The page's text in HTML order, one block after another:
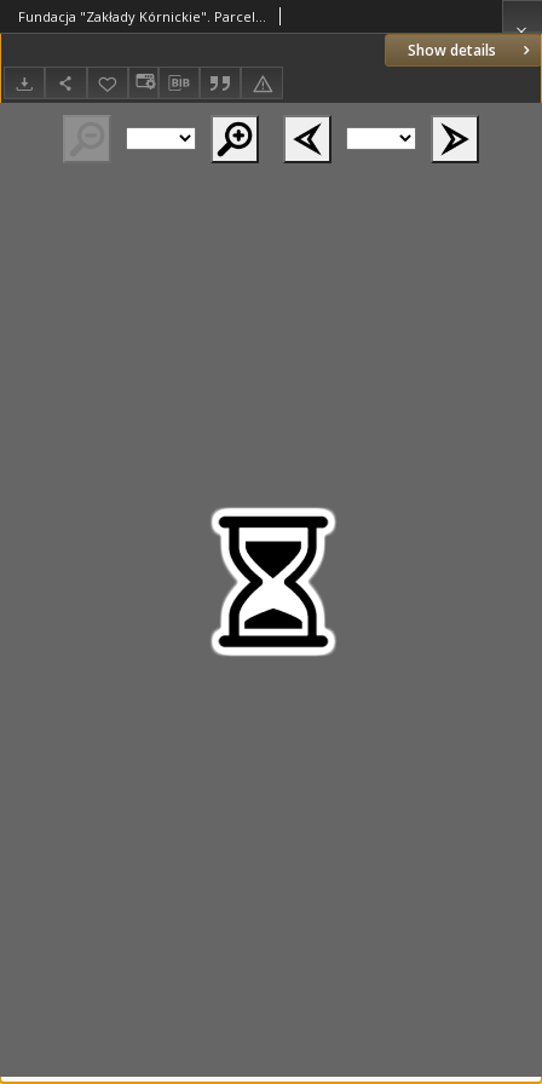
Show details
Fundacja "Zakłady Kórnickie". Parcele w obrębie miasta Bnin. Przekopiował z mapy katastralnej Szczebliński.